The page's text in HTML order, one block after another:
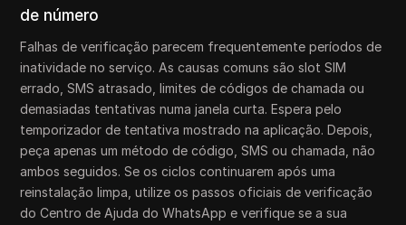
de número
Falhas de verificação parecem frequentemente períodos de
inatividade no serviço. As causas comuns são slot SIM
errado, SMS atrasado, limites de códigos de chamada ou
demasiadas tentativas numa janela curta. Espera pelo
temporizador de tentativa mostrado na aplicação. Depois,
peça apenas um método de código, SMS ou chamada, não
ambos seguidos. Se os ciclos continuarem após uma
reinstalação limpa, utilize os passos oficiais de verificação
do Centro de Ajuda do WhatsApp e verifique se a sua